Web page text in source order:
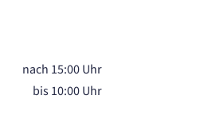
nach 15:00 Uhr
bis 10:00 Uhr